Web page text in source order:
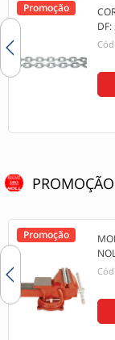
Promoção
Cód.
Promoção
Cód.